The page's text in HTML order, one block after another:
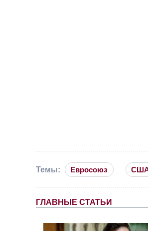
Темы: Евросоюз
ГЛАВНЫЕ СТАТЬИ